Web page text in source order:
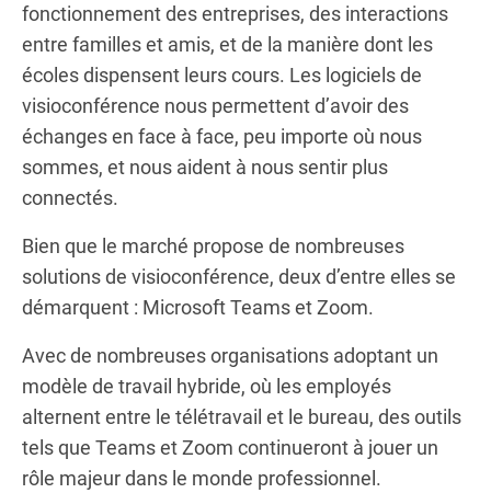
fonctionnement des entreprises, des interactions
entre familles et amis, et de la manière dont les
écoles dispensent leurs cours. Les logiciels de
visioconférence nous permettent d’avoir des
échanges en face à face, peu importe où nous
sommes, et nous aident à nous sentir plus
connectés.
Bien que le marché propose de nombreuses
solutions de visioconférence, deux d’entre elles se
démarquent : Microsoft Teams et Zoom.
Avec de nombreuses organisations adoptant un
modèle de travail hybride, où les employés
alternent entre le télétravail et le bureau, des outils
tels que Teams et Zoom continueront à jouer un
rôle majeur dans le monde professionnel.